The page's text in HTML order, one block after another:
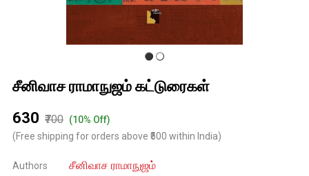
சீனிவாச ராமாநுஜம் கட்டுரைகள்
₹630 ₹700 (10% Off)
(Free shipping for orders above ₹500 within India)
Authors சீனிவாச ராமாநுஜம்